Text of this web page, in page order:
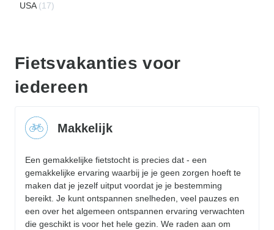
USA (17)
Fietsvakanties voor
iedereen
Makkelijk
Een gemakkelijke fietstocht is precies dat - een
gemakkelijke ervaring waarbij je je geen zorgen hoeft te
maken dat je jezelf uitput voordat je je bestemming
bereikt. Je kunt ontspannen snelheden, veel pauzes en
een over het algemeen ontspannen ervaring verwachten
die geschikt is voor het hele gezin. We raden aan om